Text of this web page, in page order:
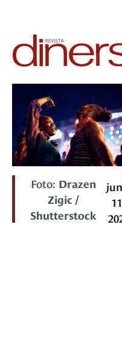
Foto: Drazen
Zigic /
Shutterstock